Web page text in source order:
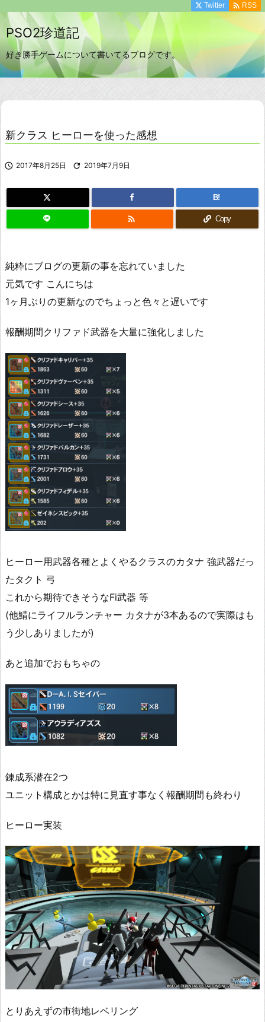
PSO2珍道記
好き勝手ゲームについて書いてるブログです。
Twitter  RSS
新クラス ヒーローを使った感想
 2017年8月25日  2019年7月9日
B!
 Copy
純粋にブログの更新の事を忘れていました
元気です こんにちは
1ヶ月ぶりの更新なのでちょっと色々と遅いです
報酬期間クリファド武器を大量に強化しました
ヒーロー用武器各種とよくやるクラスのカタナ 強武器だっ
たタクト 弓
これから期待できそうなFi武器 等
(他鯖にライフルランチャー カタナが3本あるので実際はも
う少しありましたが)
あと追加でおもちゃの
錬成系潜在2つ
ユニット構成とかは特に見直す事なく報酬期間も終わり
ヒーロー実装
とりあえずの市街地レベリング